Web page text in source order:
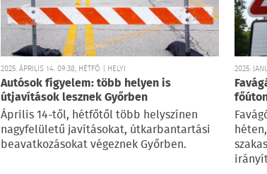
2025. ÁPRILIS 14. 09:38, HÉTFŐ | HELYI
Autósok figyelem: több helyen is
útjavítások lesznek Győrben
Április 14-től, hétfőtől több helyszínen
nagyfelületű javításokat, útkarbantartási
beavatkozásokat végeznek Győrben.
2025.